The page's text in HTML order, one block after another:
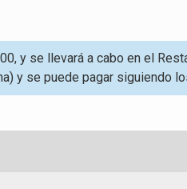
y se llevará a cabo en el
y se puede pagar siguiendo